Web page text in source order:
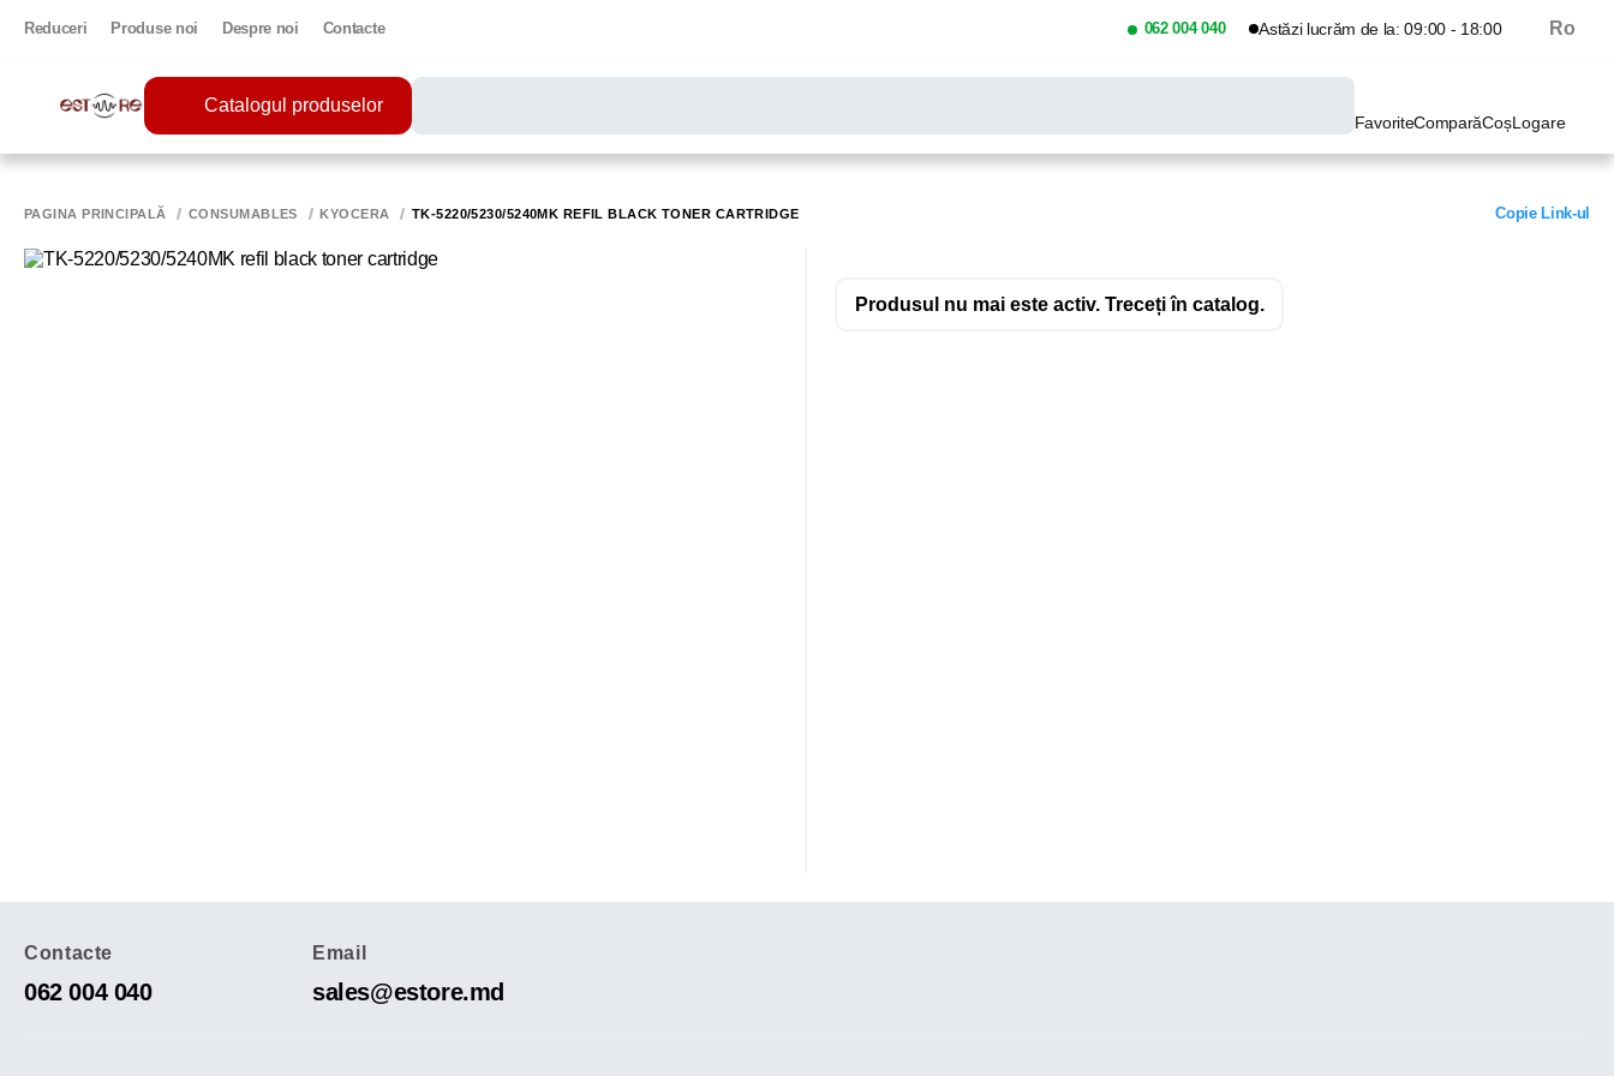
Reduceri Produse noi Despre noi Contacte 062 004 040 Astăzi lucrăm de la: 09:00 - 18:00 Ro
Catalogul produselor
FavoriteComparăCoșLogare
PAGINA PRINCIPALĂ CONSUMABLES KYOCERA TK-5220/5230/5240MK REFIL BLACK TONER CARTRIDGE Copie Link-ul
Produsul nu mai este activ. Treceți în catalog.
Contacte
062 004 040
Email
sales@estore.md